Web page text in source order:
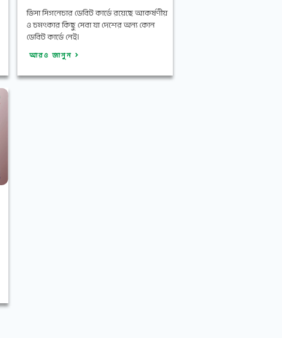
ভিসা সিগনেচার ডেবিট কার্ডে রয়েছে আকর্ষণীয়
ও চমৎকার কিছু সেবা যা দেশের অন্য কোন
ডেবিট কার্ডে নেই।
আরও জানুন